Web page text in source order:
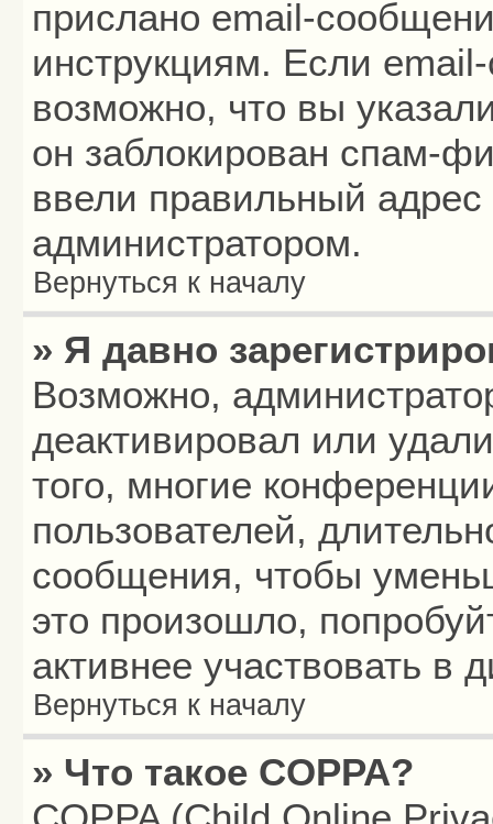
прислано email-
инструкциям. Если
возможно, что вы
он заблокирован спам-
ввели правильный адрес
администратором.
Вернуться к началу
» Я давно
Возможно,
деактивировал или
того, многие
пользователей,
сообщения, чтобы
это произошло,
активнее участвовать в
Вернуться к началу
» Что такое COPPA?